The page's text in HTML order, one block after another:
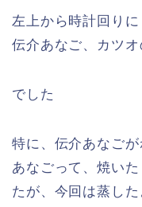
左上から時計回りに
伝介あなご、カツ
でした
特に、伝介あなご
あなごって、焼い
たが、今回は蒸し